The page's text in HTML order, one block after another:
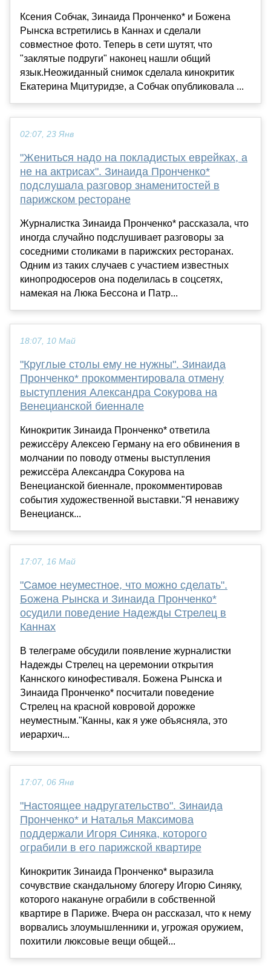
Ксения Собчак, Зинаида Пронченко* и Божена
Рынска встретились в Каннах и сделали
совместное фото. Теперь в сети шутят, что
"заклятые подруги" наконец нашли общий
язык.Неожиданный снимок сделала кинокритик
Екатерина Мцитуридзе, а Собчак опубликовала ...
02:07, 23 Янв
"Жениться надо на покладистых еврейках, а
не на актрисах". Зинаида Пронченко*
подслушала разговор знаменитостей в
парижском ресторане
Журналистка Зинаида Пронченко* рассказала, что
иногда случайно подслушивает разговоры за
соседними столиками в парижских ресторанах.
Одним из таких случаев с участием известных
кинопродюсеров она поделилась в соцсетях,
намекая на Люка Бессона и Патр...
18:07, 10 Май
"Круглые столы ему не нужны". Зинаида
Пронченко* прокомментировала отмену
выступления Александра Сокурова на
Венецианской биеннале
Кинокритик Зинаида Пронченко* ответила
режиссёру Алексею Герману на его обвинения в
молчании по поводу отмены выступления
режиссёра Александра Сокурова на
Венецианской биеннале, прокомментировав
события художественной выставки."Я ненавижу
Венецианск...
17:07, 16 Май
"Самое неуместное, что можно сделать".
Божена Рынска и Зинаида Пронченко*
осудили поведение Надежды Стрелец в
Каннах
В телеграме обсудили появление журналистки
Надежды Стрелец на церемонии открытия
Каннского кинофестиваля. Божена Рынска и
Зинаида Пронченко* посчитали поведение
Стрелец на красной ковровой дорожке
неуместным."Канны, как я уже объясняла, это
иерархич...
17:07, 06 Янв
"Настоящее надругательство". Зинаида
Пронченко* и Наталья Максимова
поддержали Игоря Синяка, которого
ограбили в его парижской квартире
Кинокритик Зинаида Пронченко* выразила
сочувствие скандальному блогеру Игорю Синяку,
которого накануне ограбили в собственной
квартире в Париже. Вчера он рассказал, что к нему
ворвались злоумышленники и, угрожая оружием,
похитили люксовые вещи общей...